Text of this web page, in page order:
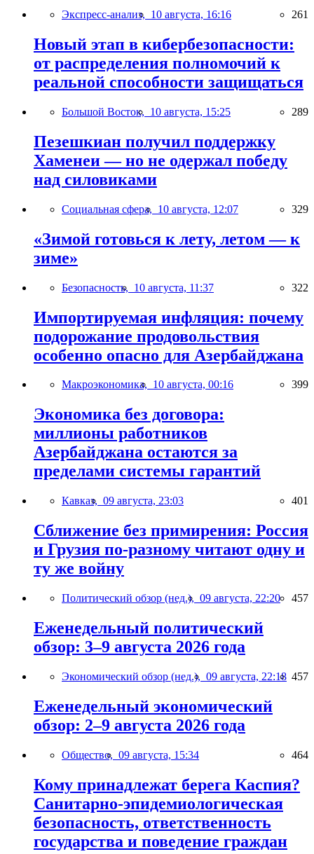
Экспресс-анализ, 10 августа, 16:16 261
Новый этап в кибербезопасности:
от распределения полномочий к
реальной способности защищаться
Большой Восток, 10 августа, 15:25 289
Пезешкиан получил поддержку
Хаменеи — но не одержал победу
над силовиками
Социальная сфера, 10 августа, 12:07 329
«Зимой готовься к лету, летом — к
зиме»
Безопасность, 10 августа, 11:37 322
Импортируемая инфляция: почему
подорожание продовольствия
особенно опасно для Азербайджана
Макроэкономика, 10 августа, 00:16 399
Экономика без договора:
миллионы работников
Азербайджана остаются за
пределами системы гарантий
Кавказ, 09 августа, 23:03 401
Сближение без примирения: Россия
и Грузия по-разному читают одну и
ту же войну
Политический обзор (нед.), 09 августа, 22:20 457
Еженедельный политический
обзор: 3–9 августа 2026 года
Экономический обзор (нед.), 09 августа, 22:18 457
Еженедельный экономический
обзор: 2–9 августа 2026 года
Общество, 09 августа, 15:34 464
Кому принадлежат берега Каспия?
Санитарно-эпидемиологическая
безопасность, ответственность
государства и поведение граждан